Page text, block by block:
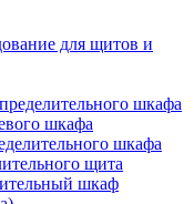
для щитов и
шкафа
шкафа
шкафа
щита
шкаф